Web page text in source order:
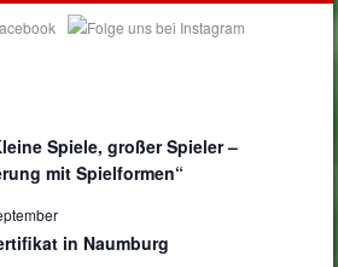
Spiele, großer Spieler –
mit Spielformen“
in Naumburg